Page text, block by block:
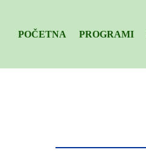
POČETNA PROGRAMI